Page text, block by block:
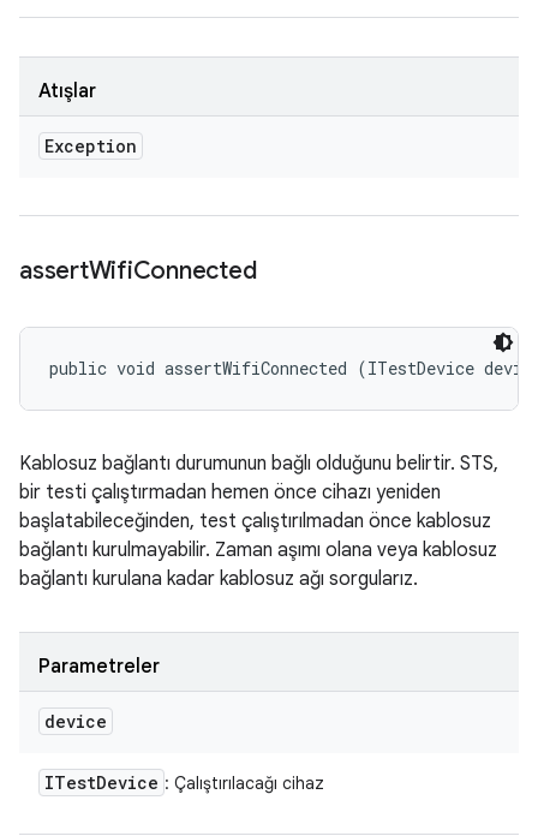
Atışlar
Exception
assertWifiConnected
public void assertWifiConnected (ITestDevice
Kablosuz bağlantı durumunun bağlı olduğunu belirtir. STS,
bir testi çalıştırmadan hemen önce cihazı yeniden
başlatabileceğinden, test çalıştırılmadan önce kablosuz
bağlantı kurulmayabilir. Zaman aşımı olana veya kablosuz
bağlantı kurulana kadar kablosuz ağı sorgularız.
Parametreler
device
ITestDevice : Çalıştırılacağı cihaz